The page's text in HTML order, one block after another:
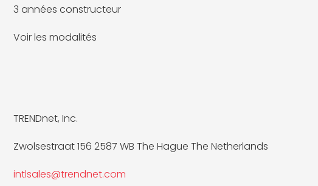
3 années constructeur
Voir les modalités
TRENDnet, Inc.
Zwolsestraat 156 2587 WB The Hague The Netherlands
intlsales@trendnet.com